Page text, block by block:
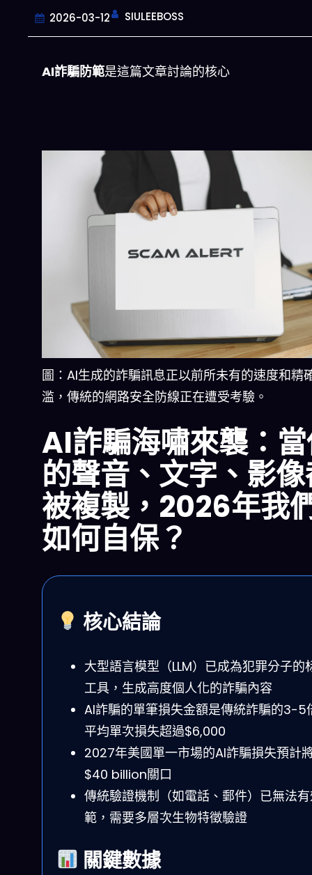
2026-03-12 SIULEEBOSS
AI詐騙防範是這篇文章討論的核心
圖：AI生成的詐騙訊息正以前所未有的速度和精
滥，傳統的網路安全防線正在遭受考驗。
AI詐騙海嘯來襲：
的聲音、文字、影
被複製，2026年我
如何自保？
核心結論
大型語言模型（LLM）已成為犯罪分子的
工具，生成高度個人化的詐騙內容
AI詐騙的單筆損失金額是傳統詐騙的3-5
平均單次損失超過$6,000
2027年美國單一市場的AI詐騙損失預計
$40 billion關口
傳統驗證機制（如電話、郵件）已無法
範，需要多層次生物特徵驗證
關鍵數據